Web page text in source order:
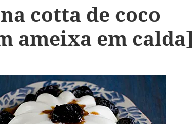
cotta de coco
ameixa em calda]